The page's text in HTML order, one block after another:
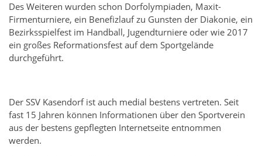
Des Weiteren wurden schon Dorfolympiaden, Maxit-
Firmenturniere, ein Benefizlauf zu Gunsten der Diakonie, ein
Bezirksspielfest im Handball, Jugendturniere oder wie 2017
ein großes Reformationsfest auf dem Sportgelände
durchgeführt.
Der SSV Kasendorf ist auch medial bestens vertreten. Seit
fast 15 Jahren können Informationen über den Sportverein
aus der bestens gepflegten Internetseite entnommen
werden.